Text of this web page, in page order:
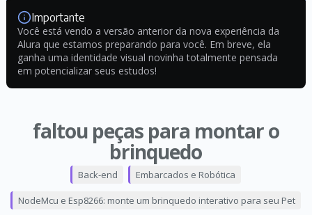
Importante
Você está vendo a versão anterior da nova experiência da
Alura que estamos preparando para você. Em breve, ela
ganha uma identidade visual novinha totalmente pensada
em potencializar seus estudos!
faltou peças para montar o
brinquedo
Back-end Embarcados e Robótica
NodeMcu e Esp8266: monte um brinquedo interativo para seu Pet